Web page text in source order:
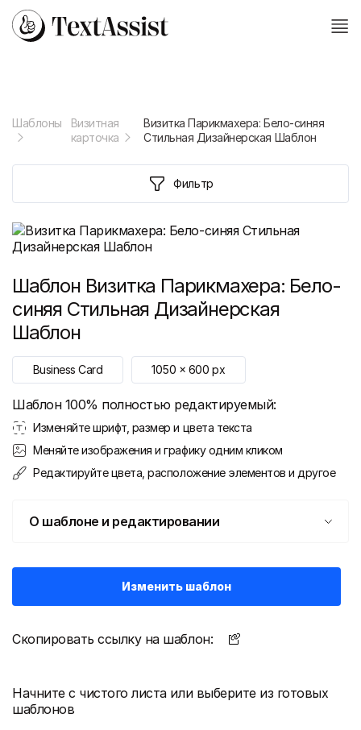
Шаблоны
Визитная
карточка
Визитка Парикмахера: Бело-синяя
Стильная Дизайнерская Шаблон
Фильтр
Шаблон Визитка Парикмахера: Бело-
синяя Стильная Дизайнерская
Шаблон
Business Card 1050 x 600 px
Шаблон 100% полностью редактируемый:
Изменяйте шрифт, размер и цвета текста
Меняйте изображения и графику одним кликом
Редактируйте цвета, расположение элементов и другое
О шаблоне и редактировании
Изменить шаблон
Скопировать ссылку на шаблон:
Начните с чистого листа или выберите из готовых
шаблонов